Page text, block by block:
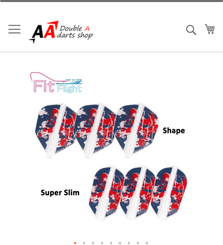
跳
內
容
搜索